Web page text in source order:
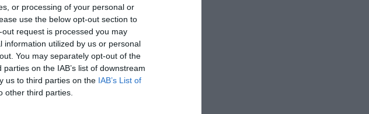
or processing of your personal or
use the below opt-out section to
request is processed you may
utilized by us or personal
You may separately opt-out of the
on the IAB’s list of downstream
us to third parties on the IAB’s List of
other third parties.
del
salvezze
in Serie
al
2025. Nella